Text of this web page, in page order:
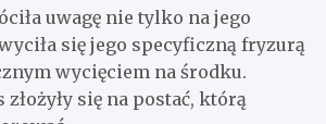
uwagę nie tylko na jego
się jego specyficzną fryzurą
wycięciem na środku.
się na postać, którą